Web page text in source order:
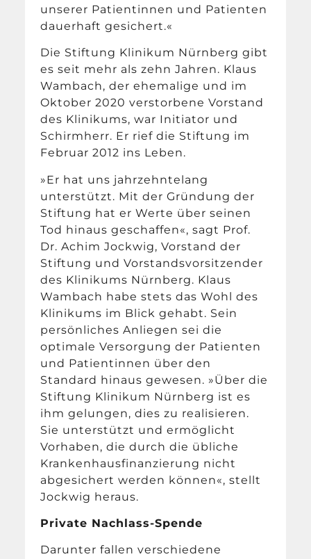
unserer Patientinnen und Patienten
dauerhaft gesichert.«
Die Stiftung Klinikum Nürnberg gibt
es seit mehr als zehn Jahren. Klaus
Wambach, der ehemalige und im
Oktober 2020 verstorbene Vorstand
des Klinikums, war Initiator und
Schirmherr. Er rief die Stiftung im
Februar 2012 ins Leben.
»Er hat uns jahrzehntelang
unterstützt. Mit der Gründung der
Stiftung hat er Werte über seinen
Tod hinaus geschaffen«, sagt Prof.
Dr. Achim Jockwig, Vorstand der
Stiftung und Vorstandsvorsitzender
des Klinikums Nürnberg. Klaus
Wambach habe stets das Wohl des
Klinikums im Blick gehabt. Sein
persönliches Anliegen sei die
optimale Versorgung der Patienten
und Patientinnen über den
Standard hinaus gewesen. »Über die
Stiftung Klinikum Nürnberg ist es
ihm gelungen, dies zu realisieren.
Sie unterstützt und ermöglicht
Vorhaben, die durch die übliche
Krankenhausfinanzierung nicht
abgesichert werden können«, stellt
Jockwig heraus.
Private Nachlass-Spende
Darunter fallen verschiedene